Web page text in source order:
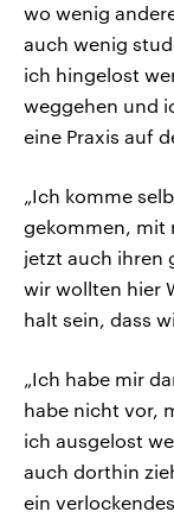
wo wenig
auch wenig
ich hingelost
weggehen und
eine Praxis auf
„Ich komme
gekommen, mit
jetzt auch ihren
wir wollten hier
halt sein, dass
„Ich habe mir
habe nicht vor,
ich ausgelost
auch dorthin
ein